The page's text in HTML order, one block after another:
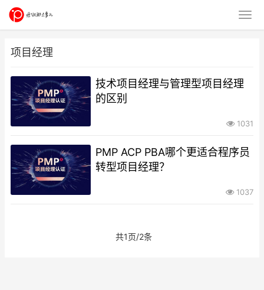
项目经理
技术项目经理与管理型项目经理
的区别
1031
PMP ACP PBA哪个更适合程序员
转型项目经理？
1037
共1页/2条